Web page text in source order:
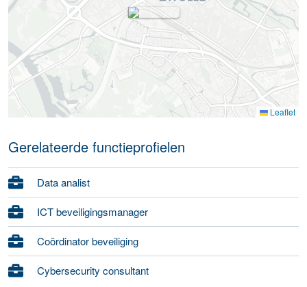
Leaflet
Gerelateerde functieprofielen
Data analist
ICT beveiligingsmanager
Coördinator beveiliging
Cybersecurity consultant